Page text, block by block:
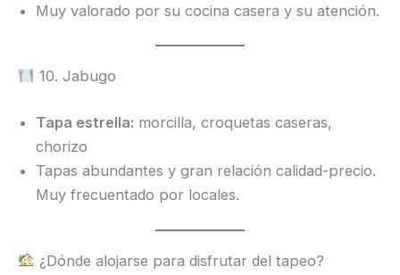
Muy valorado por su cocina casera y su atención.
10. Jabugo
Tapa estrella: morcilla, croquetas caseras,
chorizo
Tapas abundantes y gran relación calidad-precio.
Muy frecuentado por locales.
¿Dónde alojarse para disfrutar del tapeo?